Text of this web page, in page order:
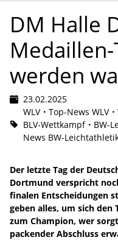
DM Halle
werden
23.02.2025
WLV
Top-News WLV
BLV-Wettkampf
BW-
News BW-
Der letzte Tag der
Dortmund verspricht
finalen Entscheidungen
geben alles, um sich
zum Champion, wer
packender Abschluss